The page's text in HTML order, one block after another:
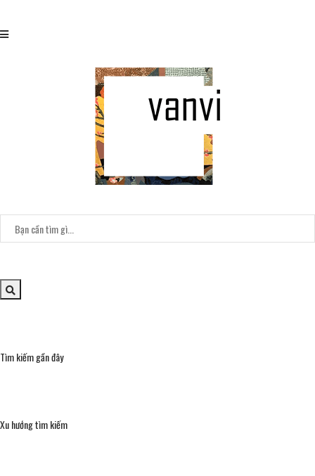
Tìm kiếm gần đây
Xu hướng tìm kiếm